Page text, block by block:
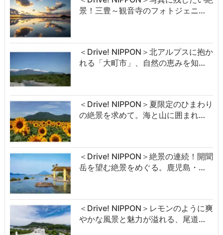
景！三豊～観音寺のフォトジェニ…
＜Drive! NIPPON＞北アルプスに抱か
れる「大町市」、自然の恵みを知…
＜Drive! NIPPON＞夏限定のひまわり
の絶景を求めて。海と山に囲まれ…
＜Drive! NIPPON＞絶景の連続！開聞
岳を望む絶景をめぐる。鹿児島・…
＜Drive! NIPPON＞レモンのように爽
やかな風景と魅力が溢れる、尾道…